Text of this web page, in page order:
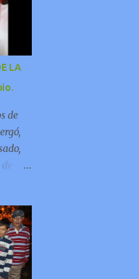
del
el
de
del
del
de
LA
de
En